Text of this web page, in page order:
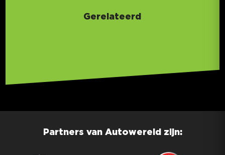
Gerelateerd
Partners van Autowereld zijn: